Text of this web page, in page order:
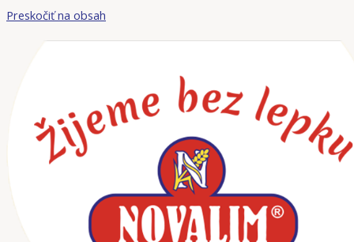
Preskočiť na obsah